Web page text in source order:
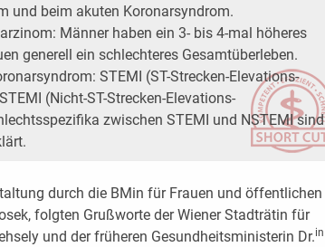
und beim akuten Koronarsyndrom.
Männer haben ein 3- bis 4-mal höheres
generell ein schlechteres Gesamtüberleben.
STEMI (ST-Strecken-Elevations-
(Nicht-ST-Strecken-Elevations-
zwischen STEMI und NSTEMI sind
durch die BMin für Frauen und öffentlichen
folgten Grußworte der Wiener Stadträtin für
und der früheren Gesundheitsministerin Dr.in